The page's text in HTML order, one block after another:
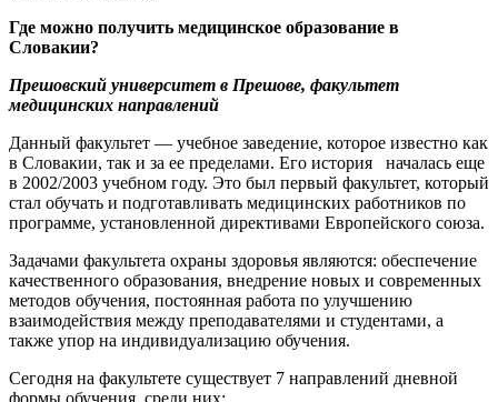
Где можно получить медицинское образование в
Словакии?
Прешовский университет в Прешове, факультет
медицинских направлений
Данный факультет — учебное заведение, которое известно как
в Словакии, так и за ее пределами. Его история началась еще
в 2002/2003 учебном году. Это был первый факультет, который
стал обучать и подготавливать медицинских работников по
программе, установленной директивами Европейского союза.
Задачами факультета охраны здоровья являются: обеспечение
качественного образования, внедрение новых и современных
методов обучения, постоянная работа по улучшению
взаимодействия между преподавателями и студентами, а
также упор на индивидуализацию обучения.
Сегодня на факультете существует 7 направлений дневной
формы обучения, среди них: